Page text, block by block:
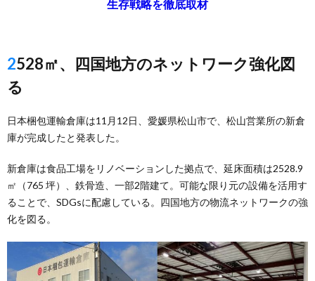
生存戦略を徹底取材
2528㎡、四国地方のネットワーク強化図
る
日本梱包運輸倉庫は11月12日、愛媛県松山市で、松山営業所の新倉
庫が完成したと発表した。
新倉庫は食品工場をリノベーションした拠点で、延床面積は2528.9
㎡（765 坪）、鉄骨造、一部2階建て。可能な限り元の設備を活用す
ることで、SDGsに配慮している。四国地方の物流ネットワークの強
化を図る。